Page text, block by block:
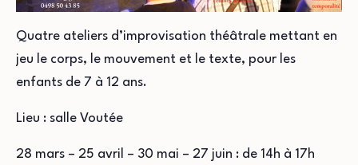
Quatre ateliers d’improvisation théâtrale mettant en
jeu le corps, le mouvement et le texte, pour les
enfants de 7 à 12 ans.
Lieu : salle Voutée
28 mars – 25 avril – 30 mai – 27 juin : de 14h à 17h